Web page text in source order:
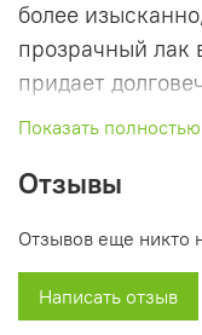
более
прозрачный лак
придает
Крышка
молдингом,
крест с
гроб особым и
Показать полностью
Отзывы
Отзывов еще никто
Написать отзыв